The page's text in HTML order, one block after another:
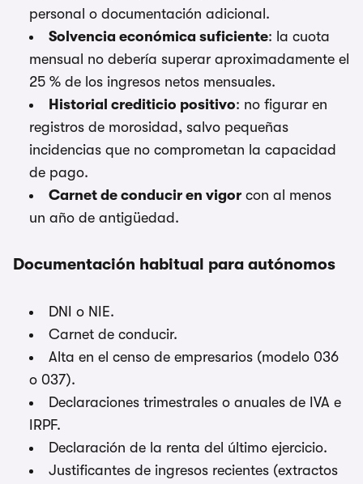
personal o documentación adicional.
Solvencia económica suficiente: la cuota
mensual no debería superar aproximadamente el
25 % de los ingresos netos mensuales.
Historial crediticio positivo: no figurar en
registros de morosidad, salvo pequeñas
incidencias que no comprometan la capacidad
de pago.
Carnet de conducir en vigor con al menos
un año de antigüedad.
Documentación habitual para autónomos
DNI o NIE.
Carnet de conducir.
Alta en el censo de empresarios (modelo 036
o 037).
Declaraciones trimestrales o anuales de IVA e
IRPF.
Declaración de la renta del último ejercicio.
Justificantes de ingresos recientes (extractos